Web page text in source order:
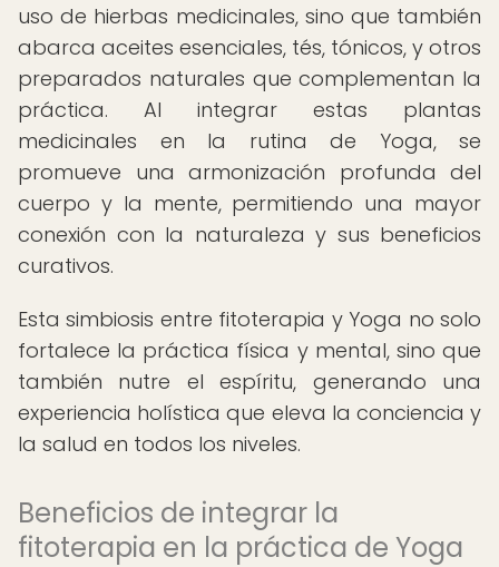
uso de hierbas medicinales, sino que también
abarca aceites esenciales, tés, tónicos, y otros
preparados naturales que complementan la
práctica. Al integrar estas plantas
medicinales en la rutina de Yoga, se
promueve una armonización profunda del
cuerpo y la mente, permitiendo una mayor
conexión con la naturaleza y sus beneficios
curativos.
Esta simbiosis entre fitoterapia y Yoga no solo
fortalece la práctica física y mental, sino que
también nutre el espíritu, generando una
experiencia holística que eleva la conciencia y
la salud en todos los niveles.
Beneficios de integrar la
fitoterapia en la práctica de Yoga